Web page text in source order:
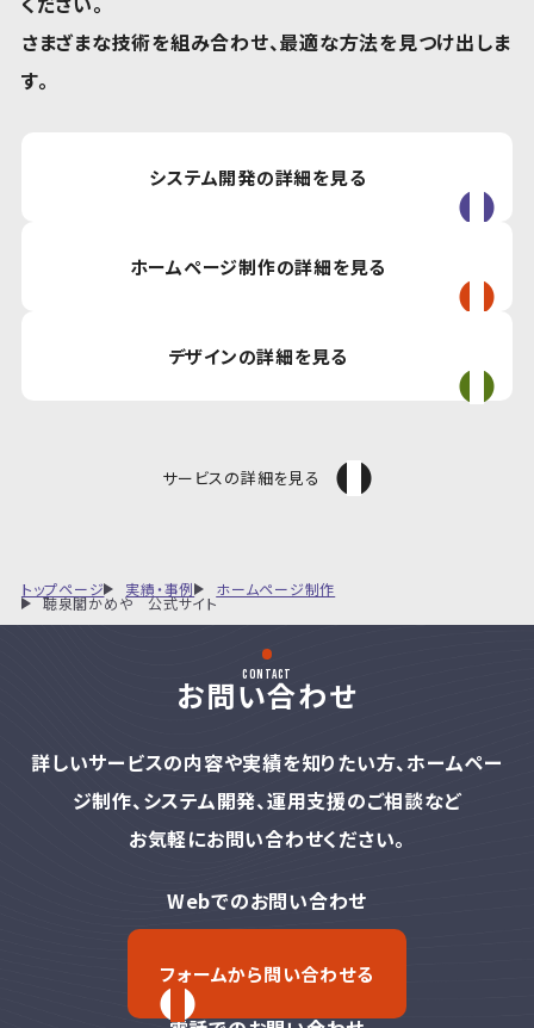
さまざまな技術を組み合わせ、最適な方法を見つけ出しま
す。
システム開発の詳細を見る
ホームページ制作の詳細を見る
デザインの詳細を見る
サービスの詳細を見る
トップページ 実績・事例 ホームページ制作
聴泉閣かめや 公式サイト
contact
お問い合わせ
詳しいサービスの内容や実績を知りたい方、 ホームペー
ジ制作、システム開発、運用支援のご相談など
お気軽にお問い合わせください。
Webでのお問い合わせ
フォームから問い合わせる